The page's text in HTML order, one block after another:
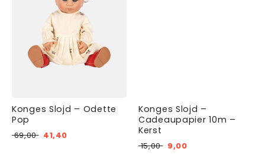
Konges Slojd – Odette
Pop
69,00 41,40
Konges Slojd –
Cadeaupapier 10m –
Kerst
15,00 9,00